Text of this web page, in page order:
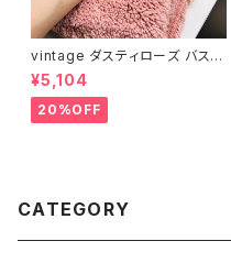
vintage ダスティローズ バスマ
ット
¥5,104
20%OFF
CATEGORY